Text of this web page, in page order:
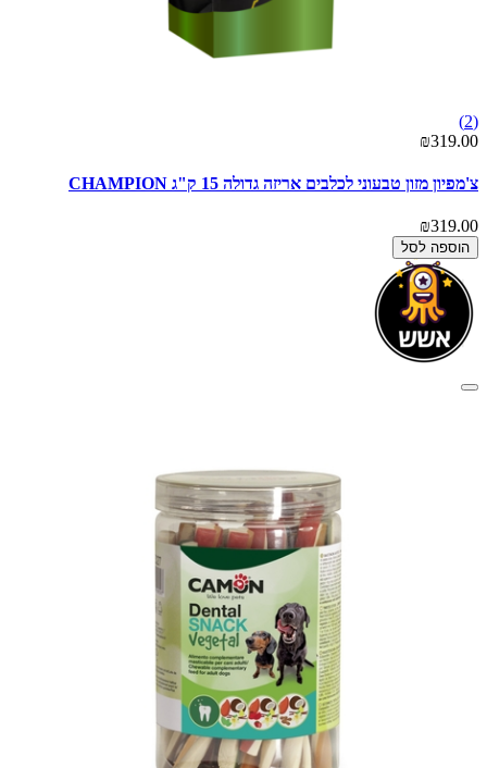
(2)
₪319.00
צ'מפיון מזון טבעוני לכלבים אריזה גדולה 15 ק"ג CHAMPION
₪319.00
הוספה לסל